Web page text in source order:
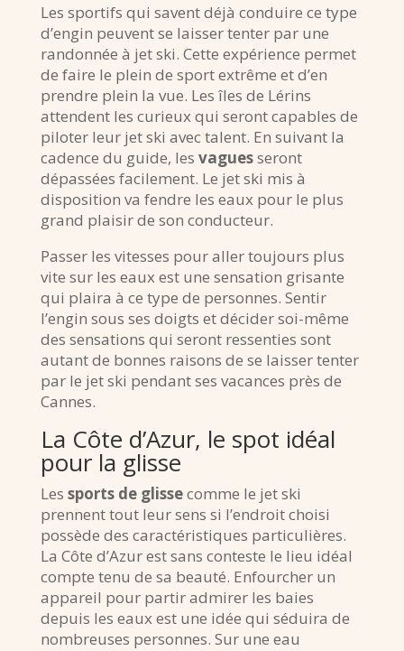
Les sportifs qui savent déjà conduire ce type
d’engin peuvent se laisser tenter par une
randonnée à jet ski. Cette expérience permet
de faire le plein de sport extrême et d’en
prendre plein la vue. Les îles de Lérins
attendent les curieux qui seront capables de
piloter leur jet ski avec talent. En suivant la
cadence du guide, les vaguesseront
dépassées facilement. Le jet ski mis à
disposition va fendre les eaux pour le plus
grand plaisir de son conducteur.
Passer les vitesses pour aller toujours plus
vite sur les eaux est une sensation grisante
qui plaira à ce type de personnes. Sentir
l’engin sous ses doigts et décider soi-même
des sensations qui seront ressenties sont
autant de bonnes raisons de se laisser tenter
par le jet ski pendant ses vacances près de
Cannes.
La Côte d’Azur, le spot idéal
pour la glisse
Les sports de glissecomme le jet ski
prennent tout leur sens si l’endroit choisi
possède des caractéristiques particulières.
La Côte d’Azur est sans conteste le lieu idéal
compte tenu de sa beauté. Enfourcher un
appareil pour partir admirer les baies
depuis les eaux est une idée qui séduira de
nombreuses personnes. Sur une eau